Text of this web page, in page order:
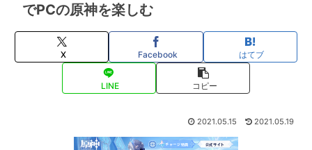
でPCの原神を楽しむ
X Facebook はてブ
LINE コピー
2021.05.15 2021.05.19